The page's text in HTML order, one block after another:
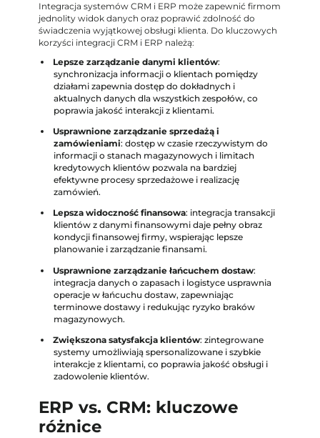
Integracja systemów CRM i ERP może zapewnić firmom
jednolity widok danych oraz poprawić zdolność do
świadczenia wyjątkowej obsługi klienta. Do kluczowych
korzyści integracji CRM i ERP należą:
Lepsze zarządzanie danymi klientów:
synchronizacja informacji o klientach pomiędzy
działami zapewnia dostęp do dokładnych i
aktualnych danych dla wszystkich zespołów, co
poprawia jakość interakcji z klientami.
Usprawnione zarządzanie sprzedażą i
zamówieniami: dostęp w czasie rzeczywistym do
informacji o stanach magazynowych i limitach
kredytowych klientów pozwala na bardziej
efektywne procesy sprzedażowe i realizację
zamówień.
Lepsza widoczność finansowa: integracja transakcji
klientów z danymi finansowymi daje pełny obraz
kondycji finansowej firmy, wspierając lepsze
planowanie i zarządzanie finansami.
Usprawnione zarządzanie łańcuchem dostaw:
integracja danych o zapasach i logistyce usprawnia
operacje w łańcuchu dostaw, zapewniając
terminowe dostawy i redukując ryzyko braków
magazynowych.
Zwiększona satysfakcja klientów: zintegrowane
systemy umożliwiają spersonalizowane i szybkie
interakcje z klientami, co poprawia jakość obsługi i
zadowolenie klientów.
ERP vs. CRM: kluczowe
różnice